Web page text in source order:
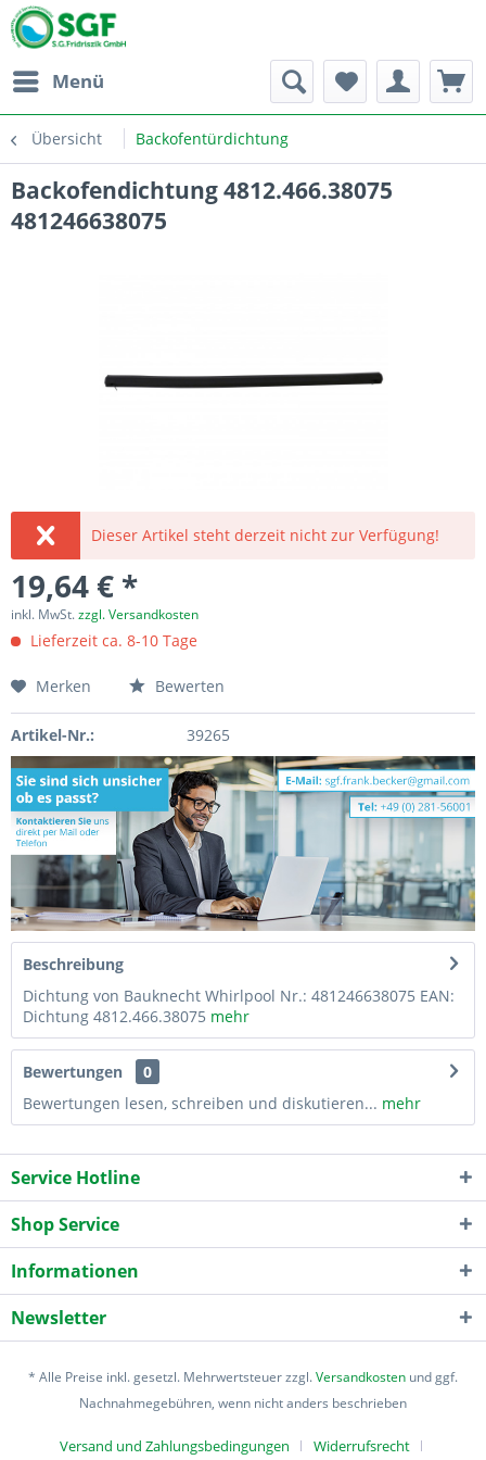
Menü
Übersicht Backofentürdichtung
Backofendichtung 4812.466.38075
481246638075
Dieser Artikel steht derzeit nicht zur Verfügung!
19,64 € *
inkl. MwSt.zzgl. Versandkosten
Lieferzeit ca. 8-10 Tage
Merken Bewerten
Artikel-Nr.: 39265
Beschreibung
Dichtung von Bauknecht Whirlpool Nr.: 481246638075 EAN:
Dichtung 4812.466.38075 mehr
Bewertungen
0
Bewertungen lesen, schreiben und diskutieren... mehr
Service Hotline
Shop Service
Informationen
Newsletter
* Alle Preise inkl. gesetzl. Mehrwertsteuer zzgl.Versandkosten und ggf.
Nachnahmegebühren, wenn nicht anders beschrieben
Versand und Zahlungsbedingungen Widerrufsrecht